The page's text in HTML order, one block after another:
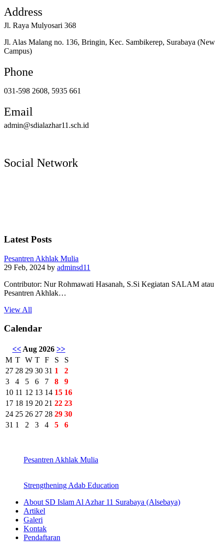
Address
Jl. Raya Mulyosari 368
Jl. Alas Malang no. 136, Bringin, Kec. Sambikerep, Surabaya (New
Campus)
Phone
031-598 2608, 5935 661
Email
admin@sdialazhar11.sch.id
Social Network
Latest Posts
Pesantren Akhlak Mulia
29 Feb, 2024 by adminsd11
Contributor: Nur Rohmawati Hasanah, S.Si Kegiatan SALAM atau
Pesantren Akhlak…
View All
Calendar
<< Aug 2026 >>
M T W T F S
S
27 28 29 30 31 1
2
3
4 5 6 7 8
9
10 11 12 13 14 15 16
17 18 19 20 21 22 23
24 25 26 27 28 29 30
31 1 2 3 4 5 6
Pesantren Akhlak Mulia
Strengthening Adab Education
About SD Islam Al Azhar 11 Surabaya (Alsebaya)
Artikel
Galeri
Kontak
Pendaftaran